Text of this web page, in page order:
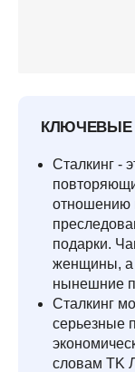
Сталкинг -
отношению
подарки.
женщины, а
нынешние
Сталкинг
серьезные
словам TK